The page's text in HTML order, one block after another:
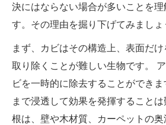
決にはならない場合が多いことを理
す。その理由を掘り下げてみましょ
まず、カビはその構造上、表面だ
取り除くことが難しい生物です。
ビを一時的に除去することができま
まで浸透して効果を発揮すること
根は、壁や木材質、カーペットの